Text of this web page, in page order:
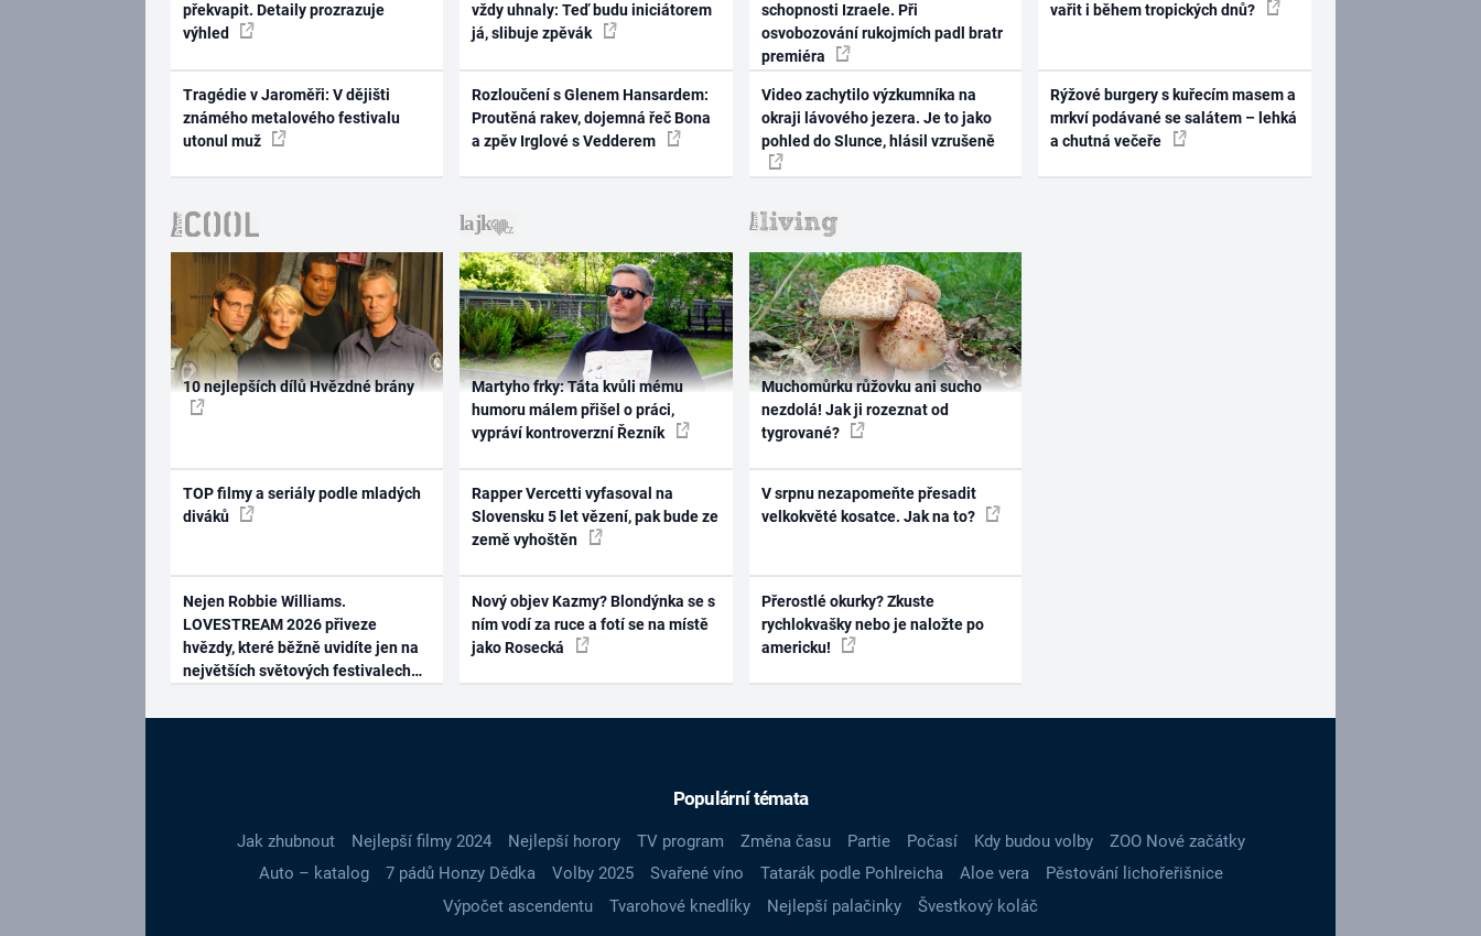
překvapit. Detaily prozrazuje
výhled
Tragédie v Jaroměři: V dějišti
známého metalového festivalu
utonul muž
vždy uhnaly: Teď budu iniciátorem
já, slibuje zpěvák
Rozloučení s Glenem Hansardem:
Proutěná rakev, dojemná řeč Bona
a zpěv Irglové s Vedderem
schopnosti Izraele. Při
osvobozování rukojmích padl bratr
premiéra
Video zachytilo výzkumníka na
okraji lávového jezera. Je to jako
pohled do Slunce, hlásil vzrušeně
vařit i během tropických dnů?
Rýžové burgery s kuřecím masem a
mrkví podávané se salátem – lehká
a chutná večeře
10 nejlepších dílů Hvězdné brány
TOP filmy a seriály podle mladých
diváků
Nejen Robbie Williams.
LOVESTREAM 2026 přiveze
hvězdy, které běžně uvidíte jen na
největších světových festivalech
Martyho frky: Táta kvůli mému
humoru málem přišel o práci,
vypráví kontroverzní Řezník
Rapper Vercetti vyfasoval na
Slovensku 5 let vězení, pak bude ze
země vyhoštěn
Nový objev Kazmy? Blondýnka se s
ním vodí za ruce a fotí se na místě
jako Rosecká
Muchomůrku růžovku ani sucho
nezdolá! Jak ji rozeznat od
tygrované?
V srpnu nezapomeňte přesadit
velkokvěté kosatce. Jak na to?
Přerostlé okurky? Zkuste
rychlokvašky nebo je naložte po
americku!
Populární témata
Jak zhubnout Nejlepší filmy 2024 Nejlepší horory TV program Změna času Partie Počasí Kdy budou volby
ZOO Nové začátky
Auto – katalog
7 pádů Honzy Dědka Volby 2025 Svařené víno Tatarák podle Pohlreicha Aloe vera
Pěstování lichořeřišnice
Výpočet ascendentu
Tvarohové knedlíky Nejlepší palačinky Švestkový koláč